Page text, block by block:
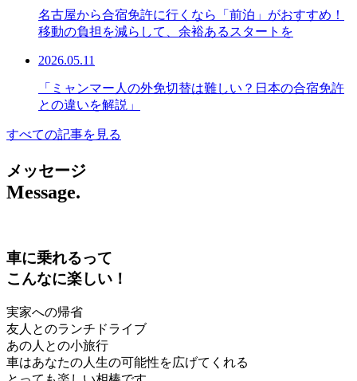
名古屋から合宿免許に行くなら「前泊」がおすすめ！
移動の負担を減らして、余裕あるスタートを
2026.05.11
「ミャンマー人の外免切替は難しい？日本の合宿免許
との違いを解説」
すべての記事を見る
メッセージ
Message.
車に乗れるって
こんなに楽しい！
実家への帰省
友人とのランチドライブ
あの人との小旅行
車はあなたの人生の可能性を広げてくれる